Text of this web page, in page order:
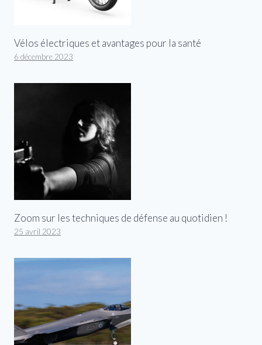
Vélos électriques et avantages pour la santé
6 décembre 2023
Zoom sur les techniques de défense au quotidien !
25 avril 2023